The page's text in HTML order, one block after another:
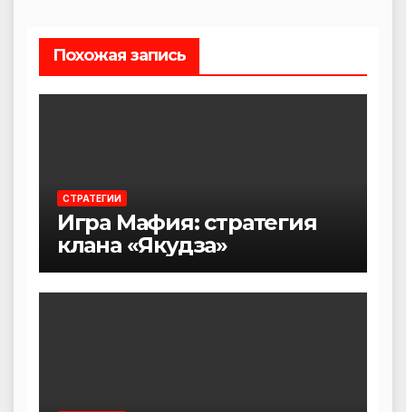
Похожая запись
СТРАТЕГИИ
Игра Мафия: стратегия
клана «Якудза»